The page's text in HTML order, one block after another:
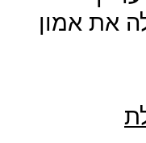
את אמון